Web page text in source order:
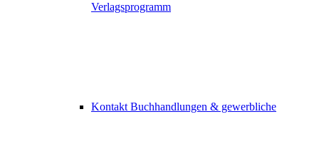
Verlagsprogramm
Kontakt Buchhandlungen & gewerbliche